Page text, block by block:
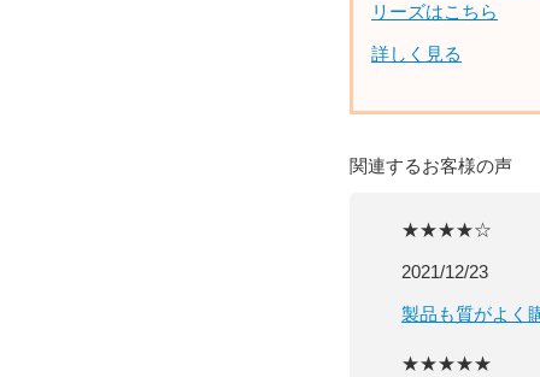
リーズはこちら
詳しく見る
関連するお客様の声
★★★★☆
2021/12/23
製品も質がよく
★★★★★